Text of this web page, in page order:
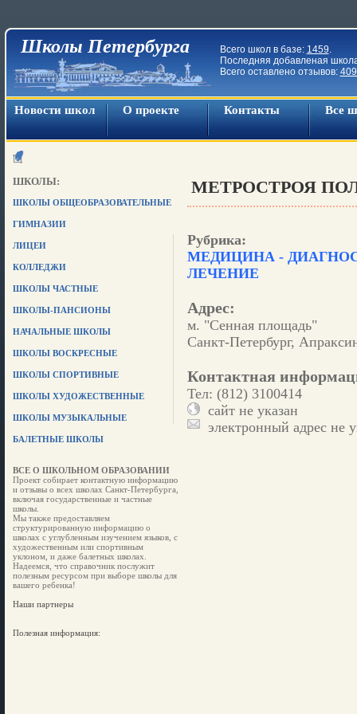
Школы Петербурга Всего школ в базе: 1459.
Последняя добавленая
Всего оставлено отзывов:
Новости школ О проекте Контакты Все
ШКОЛЫ:
ШКОЛЫ ОБЩЕОБРАЗОВАТЕЛЬНЫЕ
ГИМНАЗИИ
ЛИЦЕИ
КОЛЛЕДЖИ
ШКОЛЫ ЧАСТНЫЕ
ШКОЛЫ-ПАНСИОНЫ
НАЧАЛЬНЫЕ ШКОЛЫ
ШКОЛЫ ВОСКРЕСНЫЕ
ШКОЛЫ СПОРТИВНЫЕ
ШКОЛЫ ХУДОЖЕСТВЕННЫЕ
ШКОЛЫ МУЗЫКАЛЬНЫЕ
БАЛЕТНЫЕ ШКОЛЫ
ВСЕ О ШКОЛЬНОМ ОБРАЗОВАНИИ
Проект собирает контактную информацию
и отзывы о всех школах Санкт-Петербурга,
включая государственные и частные
школы.
Мы также предоставляем
структурированную информацию о
школах с углубленным изучением языков, с
художественным или спортивным
уклоном, и даже балетных школах.
Надеемся, что справочник послужит
полезным ресурсом при выборе школы для
вашего ребенка!
Наши партнеры
Полезная информация:
МЕТРОСТРОЯ
Рубрика:
МЕДИЦИНА -
ЛЕЧЕНИЕ
Адрес:
м. "Сенная площадь"
Санкт-Петербург,
Контактная
Тел: (812) 3100414
сайт не указан
электронный адрес не